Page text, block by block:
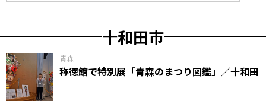
十和田市
青森
称徳館で特別展「青森のまつり図鑑」／十和田